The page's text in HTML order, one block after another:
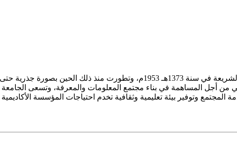
من أجل المساهمة في بناء مجتمع المعلومات والمعرفة، وتسعى الجامعة
المجتمع وتوفير بيئة تعليمية وثقافية تخدم احتياجات المؤسسة